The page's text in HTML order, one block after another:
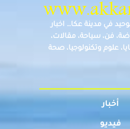
في مدينة عكا… اخبار
فن، سياحة، مقالات،
علوم وتكنولوجيا، صحة
أخبار
فيديو